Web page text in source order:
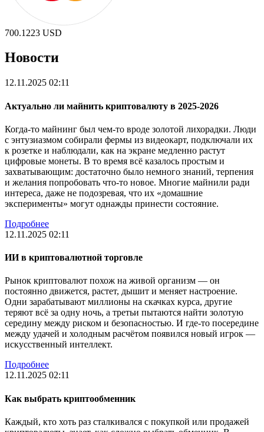
700.1223 USD
Новости
12.11.2025 02:11
Актуально ли майнить криптовалюту в 2025-2026
Когда-то майнинг был чем-то вроде золотой лихорадки. Люди
с энтузиазмом собирали фермы из видеокарт, подключали их
к розетке и наблюдали, как на экране медленно растут
цифровые монеты. В то время всё казалось простым и
захватывающим: достаточно было немного знаний, терпения
и желания попробовать что-то новое. Многие майнили ради
интереса, даже не подозревая, что их «домашние
эксперименты» могут однажды принести состояние.
Подробнее
12.11.2025 02:11
ИИ в криптовалютной торговле
Рынок криптовалют похож на живой организм — он
постоянно движется, растет, дышит и меняет настроение.
Одни зарабатывают миллионы на скачках курса, другие
теряют всё за одну ночь, а третьи пытаются найти золотую
середину между риском и безопасностью. И где-то посередине
между удачей и холодным расчётом появился новый игрок —
искусственный интеллект.
Подробнее
12.11.2025 02:11
Как выбрать криптообменник
Каждый, кто хоть раз сталкивался с покупкой или продажей